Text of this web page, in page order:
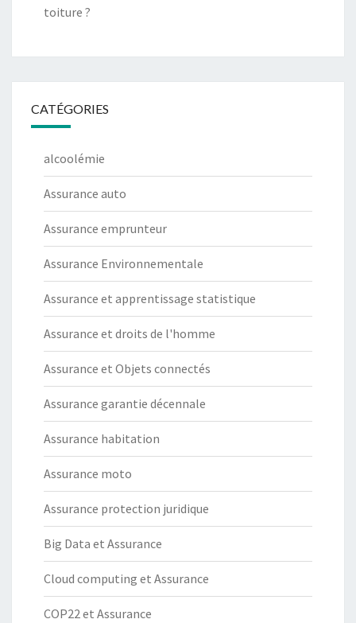
toiture ?
CATÉGORIES
alcoolémie
Assurance auto
Assurance emprunteur
Assurance Environnementale
Assurance et apprentissage statistique
Assurance et droits de l'homme
Assurance et Objets connectés
Assurance garantie décennale
Assurance habitation
Assurance moto
Assurance protection juridique
Big Data et Assurance
Cloud computing et Assurance
COP22 et Assurance